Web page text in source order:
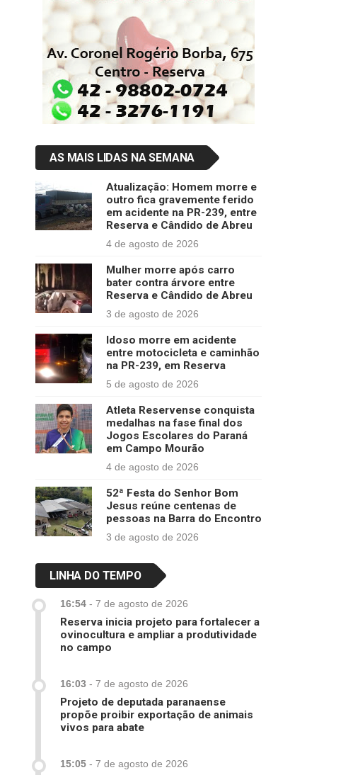
AS MAIS LIDAS NA SEMANA
Atualização: Homem morre e
outro fica gravemente ferido
em acidente na PR-239, entre
Reserva e Cândido de Abreu
4 de agosto de 2026
Mulher morre após carro
bater contra árvore entre
Reserva e Cândido de Abreu
3 de agosto de 2026
Idoso morre em acidente
entre motocicleta e caminhão
na PR-239, em Reserva
5 de agosto de 2026
Atleta Reservense conquista
medalhas na fase final dos
Jogos Escolares do Paraná
em Campo Mourão
4 de agosto de 2026
52ª Festa do Senhor Bom
Jesus reúne centenas de
pessoas na Barra do Encontro
3 de agosto de 2026
LINHA DO TEMPO
16:54 - 7 de agosto de 2026
Reserva inicia projeto para fortalecer a
ovinocultura e ampliar a produtividade
no campo
16:03 - 7 de agosto de 2026
Projeto de deputada paranaense
propõe proibir exportação de animais
vivos para abate
15:05 - 7 de agosto de 2026